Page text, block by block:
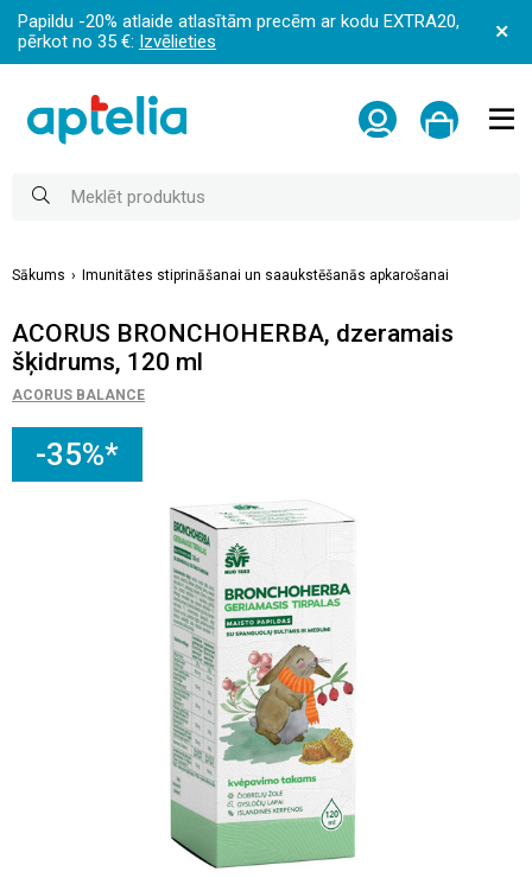
Papildu -20% atlaide atlasītām precēm ar kodu EXTRA20,
pērkot no 35 €: Izvēlieties
Sākums Imunitātes stiprināšanai un saaukstēšanās apkarošanai
ACORUS BRONCHOHERBA, dzeramais
šķidrums, 120 ml
ACORUS BALANCE
-35%*